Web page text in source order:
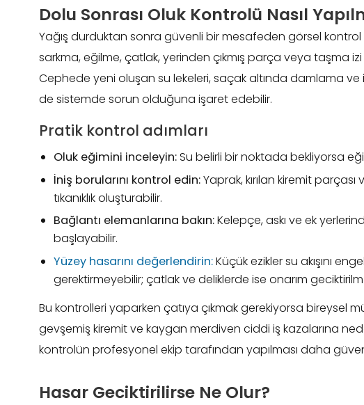
Dolu Sonrası Oluk Kontrolü Nasıl
Yağış durduktan sonra güvenli bir mesafeden görsel kontrol
sarkma, eğilme, çatlak, yerinden çıkmış parça veya taşma izi
Cephede yeni oluşan su lekeleri, saçak altında damlama
de sistemde sorun olduğuna işaret edebilir.
Pratik kontrol adımları
Oluk eğimini inceleyin:Su belirli bir noktada bekliyorsa
İniş borularını kontrol edin:Yaprak, kırılan kiremit
tıkanıklık oluşturabilir.
Bağlantı elemanlarına bakın:Kelepçe, askı ve ek
başlayabilir.
Yüzey hasarını değerlendirin:Küçük ezikler su akışını
gerektirmeyebilir; çatlak ve deliklerde ise onarım
Bu kontrolleri yaparken çatıya çıkmak gerekiyorsa bireysel
gevşemiş kiremit ve kaygan merdiven ciddi iş kazalarına
kontrolün profesyonel ekip tarafından yapılması daha
Hasar Geciktirilirse Ne Olur?